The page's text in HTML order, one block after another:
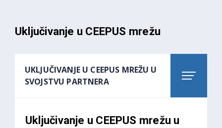
Uključivanje u CEEPUS mrežu
UKLJUČIVANJE U CEEPUS MREŽU U
SVOJSTVU PARTNERA
Uključivanje u CEEPUS mrežu u